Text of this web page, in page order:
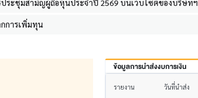
ประชุมสามัญผู้ถือหุ้นประจำปี 2569 บนเว็บไซต์ของบริษัทฯ
การเพิ่มทุน
ข้อมูลการนำส่งงบการเงิน
รายงาน วันที่นำส่ง